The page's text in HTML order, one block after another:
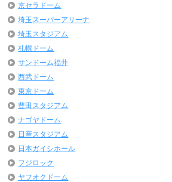
京セラドーム
埼玉スーパーアリーナ
埼玉スタジアム
札幌ドーム
サンドーム福井
西武ドーム
東京ドーム
豊田スタジアム
ナゴヤドーム
日産スタジアム
日本ガイシホール
フジロック
ヤフオクドーム